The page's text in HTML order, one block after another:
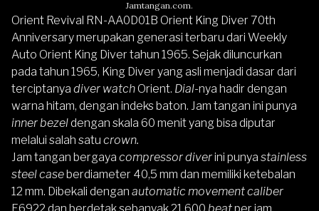
Jamtangan.com.
Orient Revival RN-AA0D01B Orient King Diver 70th
Anniversary merupakan generasi terbaru dari Weekly
Auto Orient King Diver tahun 1965. Sejak diluncurkan
pada tahun 1965, King Diver yang asli menjadi dasar dari
terciptanya diver watchOrient. Dial-nya hadir dengan
warna hitam, dengan indeks baton. Jam tangan ini punya
inner bezeldengan skala 60 menit yang bisa diputar
melalui salah satu crown.
Jam tangan bergaya compressor diverini punya stainless
steel caseberdiameter 40,5 mm dan memiliki ketebalan
12 mm. Dibekali dengan automatic movement caliber